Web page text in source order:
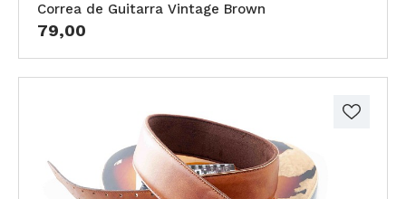
Correa de Guitarra Vintage Brown
79,00